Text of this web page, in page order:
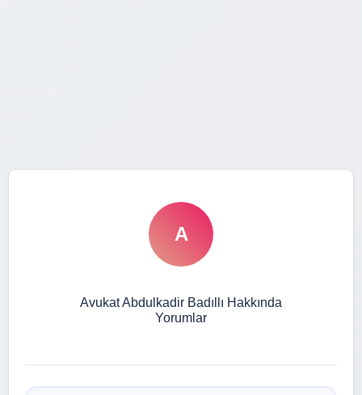
A
Avukat Abdulkadir Badıllı Hakkında
Yorumlar